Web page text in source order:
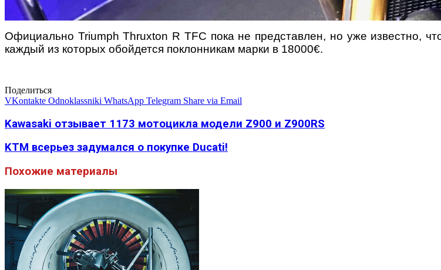
Официально Triumph Thruxton R TFC пока не представлен, но уже известно,
каждый из которых обойдется поклонникам марки в 18000€.
Поделиться
VKontakte Odnoklassniki WhatsApp Telegram Share via Email
Kawasaki отзывает 1173 мотоцикла модели Z900 и Z900RS
KTM всерьез задумался о покупке Ducati!
Похожие материалы